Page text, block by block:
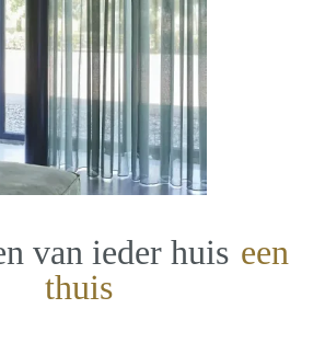
van ieder huis een
thuis